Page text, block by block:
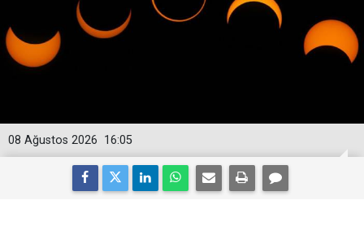
16:05
08 Ağustos 2026